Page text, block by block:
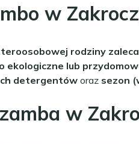
w
rodziny
ekologiczne lub
detergentów oraz sezon
w